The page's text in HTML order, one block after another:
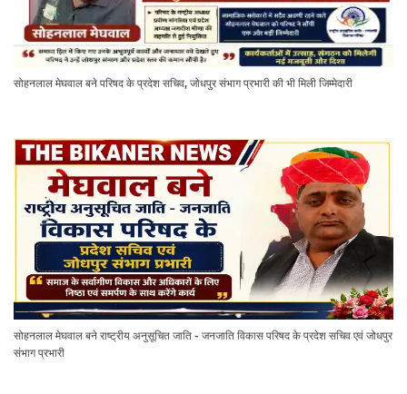
सोहनलाल मेघवाल बने परिषद के प्रदेश सचिव, जोधपुर संभाग प्रभारी की भी मिली जिम्मेदारी
सोहनलाल मेघवाल बने राष्ट्रीय अनुसूचित जाति - जनजाति विकास परिषद के प्रदेश सचिव एवं जोधपुर
संभाग प्रभारी